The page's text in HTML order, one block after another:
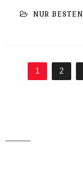
NUR BESTEN
1 2